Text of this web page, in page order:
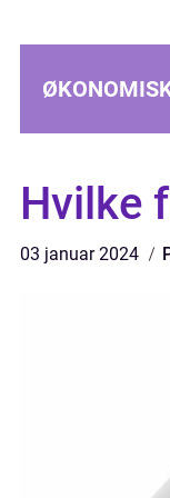
Hvilke
03 januar 2024